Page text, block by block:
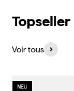
Topseller
Voir tous
NEU